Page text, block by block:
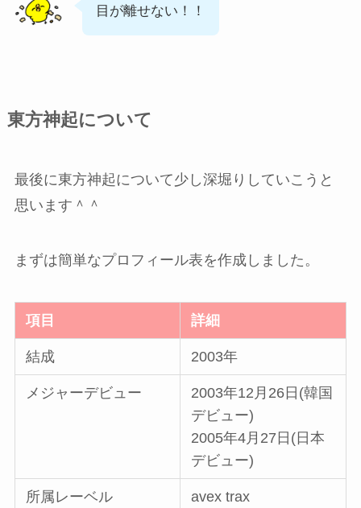
目が離せない！！
東方神起について
最後に東方神起について少し深堀りしていこうと
思います＾＾
まずは簡単なプロフィール表を作成しました。
項目 詳細
結成 2003年
メジャーデビュー
2003年12月26日(韓国
デビュー)
2005年4月27日(日本
デビュー)
所属レーベル avex trax